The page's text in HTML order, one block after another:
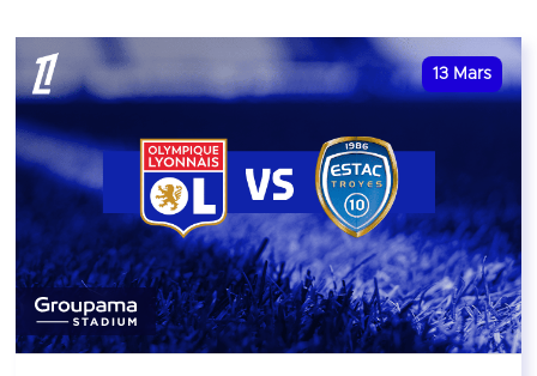
13 Mars